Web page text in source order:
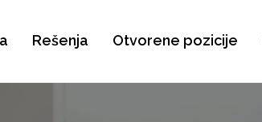
Rešenja Otvorene pozicije